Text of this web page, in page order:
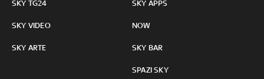
SKY TG24
SKY VIDEO
SKY ARTE
SKY APPS
NOW
SKY BAR
SPAZI SKY